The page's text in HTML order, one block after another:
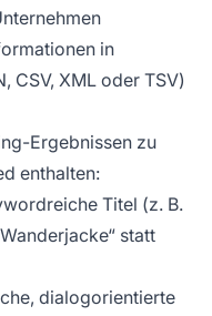
in
CSV, XML oder TSV)
Ergebnissen zu
enthalten:
Titel (z. B.
statt
dialogorientierte